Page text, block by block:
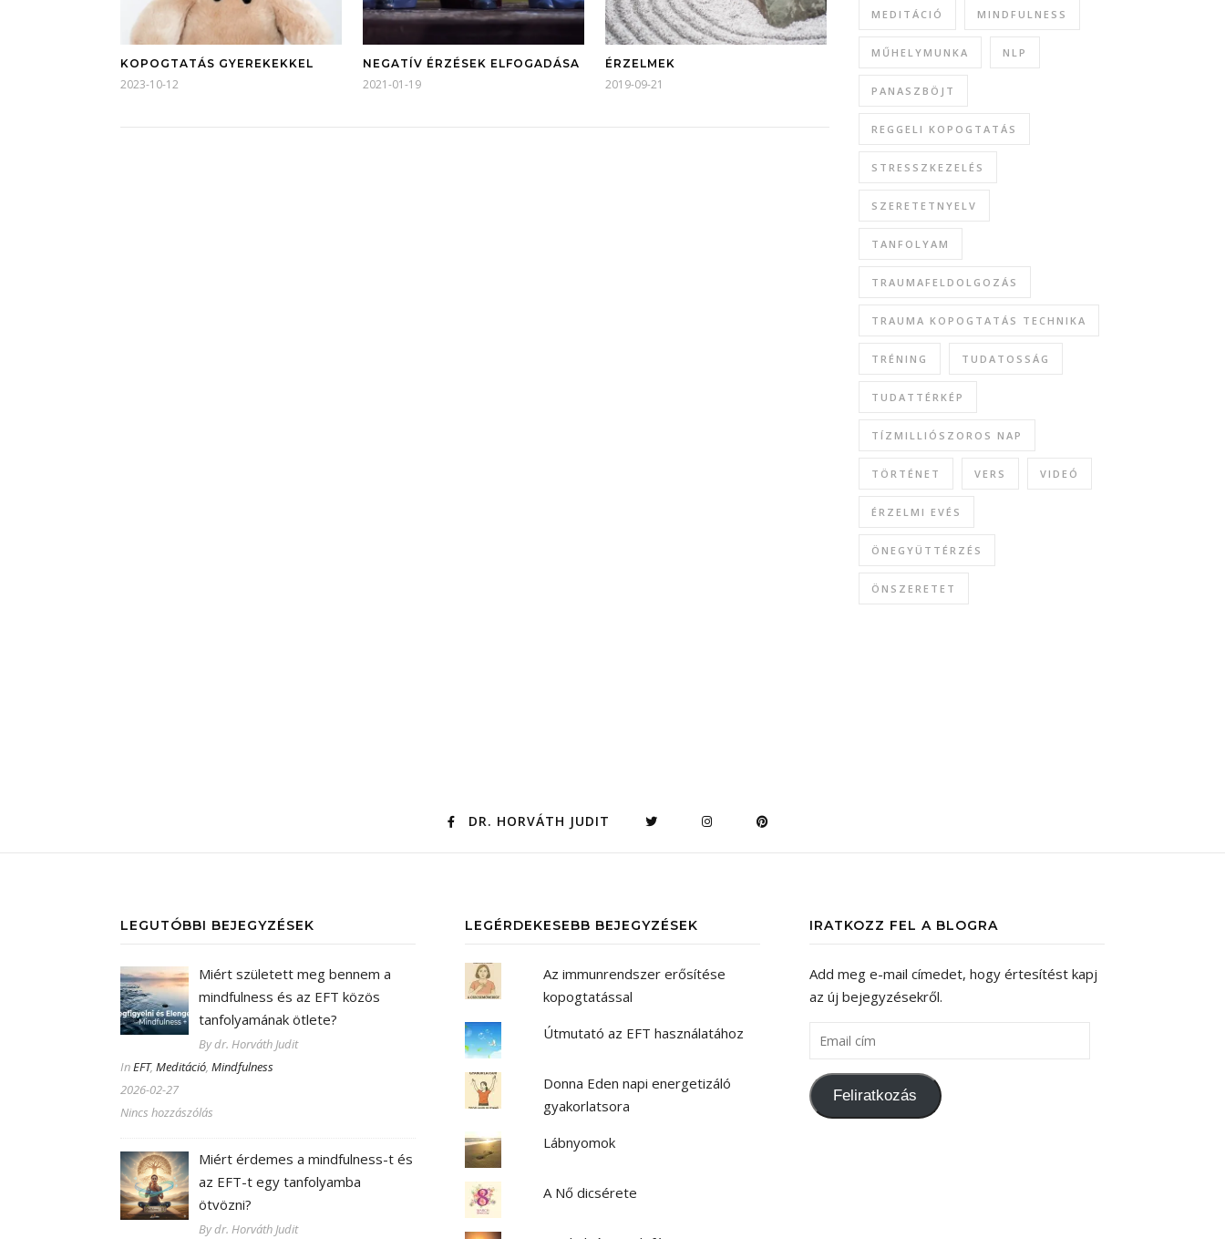
KOPOGTATÁS GYEREKEKKEL
2023-10-12
NEGATÍV ÉRZÉSEK ELFOGADÁSA
2021-01-19
ÉRZELMEK
2019-09-21
MEDITÁCIÓ MINDFULNESS
MŰHELYMUNKA NLP
PANASZBÖJT
REGGELI KOPOGTATÁS
STRESSZKEZELÉS
SZERETETNYELV
TANFOLYAM
TRAUMAFELDOLGOZÁS
TRAUMA KOPOGTATÁS TECHNIKA
TRÉNING TUDATOSSÁG
TUDATTÉRKÉP
TÍZMILLIÓSZOROS NAP
TÖRTÉNET VERS VIDEÓ
ÉRZELMI EVÉS
ÖNEGYÜTTÉRZÉS
ÖNSZERETET
DR. HORVÁTH JUDIT
LEGUTÓBBI BEJEGYZÉSEK
Miért született meg bennem a
mindfulness és az EFT közös
tanfolyamának ötlete?
By dr. Horváth Judit
InEFT, Meditáció, Mindfulness
2026-02-27
Nincs hozzászólás
Miért érdemes a mindfulness-t és
az EFT-t egy tanfolyamba
ötvözni?
By dr. Horváth Judit
LEGÉRDEKESEBB BEJEGYZÉSEK
Az immunrendszer erősítése
kopogtatással
Útmutató az EFT használatához
Donna Eden napi energetizáló
gyakorlatsora
Lábnyomok
A Nő dicsérete
IRATKOZZ FEL A BLOGRA
Add meg e-mail címedet, hogy értesítést kapj
az új bejegyzésekről.
Email cím
Feliratkozás